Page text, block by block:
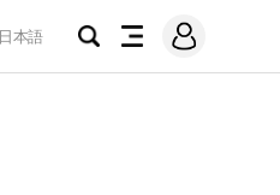
日本語
검
전
메
그